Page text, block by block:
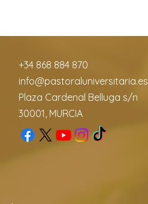
+34 868 884 870
info@pastoraluniversitaria.es
Plaza Cardenal Belluga s/n
30001, MURCIA